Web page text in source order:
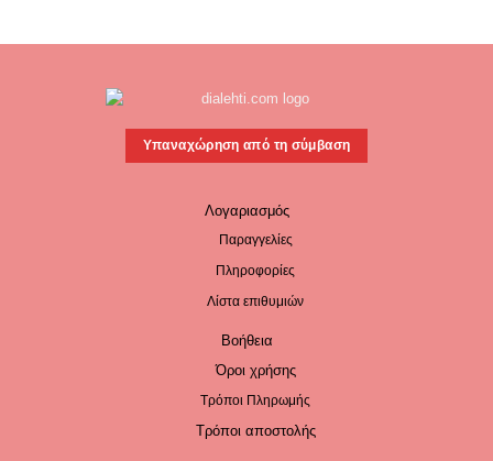
Υπαναχώρηση από τη σύμβαση
Λογαριασμός
Παραγγελίες
Πληροφορίες
Λίστα επιθυμιών
Βοήθεια
Όροι χρήσης
Τρόποι Πληρωμής
Τρόποι αποστολής